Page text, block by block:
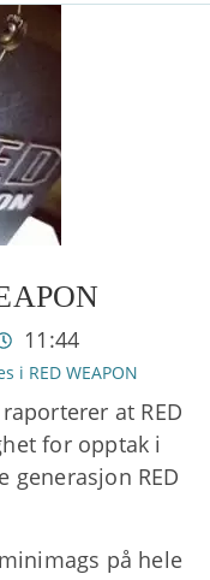
11:44
i RED WEAPON
raporterer at RED
for opptak i
RED
på hele